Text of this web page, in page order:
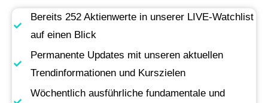
Bereits 252 Aktienwerte in unserer LIVE-Watchlist
auf einen Blick
Permanente Updates mit unseren aktuellen
Trendinformationen und Kurszielen
Wöchentlich ausführliche fundamentale und